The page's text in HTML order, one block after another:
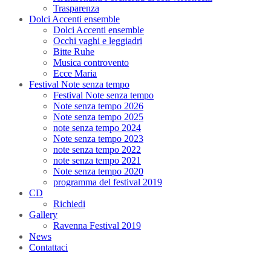
Trasparenza
Dolci Accenti ensemble
Dolci Accenti ensemble
Occhi vaghi e leggiadri
Bitte Ruhe
Musica controvento
Ecce Maria
Festival Note senza tempo
Festival Note senza tempo
Note senza tempo 2026
Note senza tempo 2025
note senza tempo 2024
Note senza tempo 2023
note senza tempo 2022
note senza tempo 2021
Note senza tempo 2020
programma del festival 2019
CD
Richiedi
Gallery
Ravenna Festival 2019
News
Contattaci